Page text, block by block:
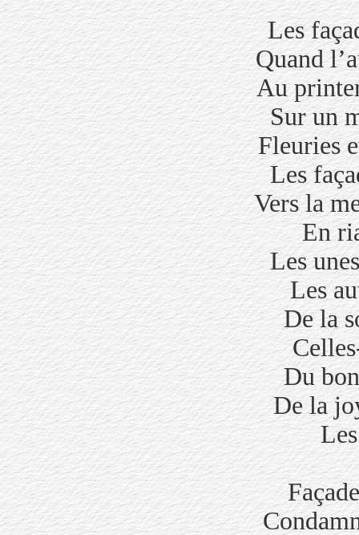
Les
Quand
Au
Sur un
Fleuries
Les
Vers la
En
Les
Les
De la
Du
De la